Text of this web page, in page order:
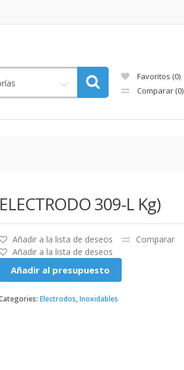
Favoritos (0)
Comparar (0)
ELECTRODO 309-L Kg)
Añadir a la lista de deseos
Comparar
Añadir a la lista de deseos
Añadir al presupuesto
Electrodos,Inoxidables